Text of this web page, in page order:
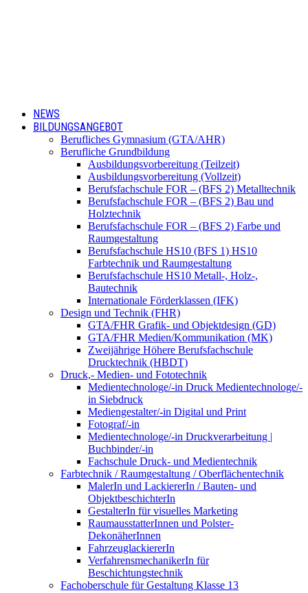
NEWS
BILDUNGSANGEBOT
Berufliches Gymnasium (GTA/AHR)
Berufliche Grundbildung
Ausbildungsvorbereitung (Teilzeit)
Ausbildungsvorbereitung (Vollzeit)
Berufsfachschule FOR – (BFS 2) Metalltechnik
Berufsfachschule FOR – (BFS 2) Bau und
Holztechnik
Berufsfachschule FOR – (BFS 2) Farbe und
Raumgestaltung
Berufsfachschule HS10 (BFS 1) HS10
Farbtechnik und Raumgestaltung
Berufsfachschule HS10 Metall-, Holz-,
Bautechnik
Internationale Förderklassen (IFK)
Design und Technik (FHR)
GTA/FHR Grafik- und Objektdesign (GD)
GTA/FHR Medien/Kommunikation (MK)
Zweijährige Höhere Berufsfachschule
Drucktechnik (HBDT)
Druck,- Medien- und Fototechnik
Medientechnologe/-in Druck Medientechnologe/-
in Siebdruck
Mediengestalter/-in Digital und Print
Fotograf/-in
Medientechnologe/-in Druckverarbeitung |
Buchbinder/-in
Fachschule Druck- und Medientechnik
Farbtechnik / Raumgestaltung / Oberflächentechnik
MalerIn und LackiererIn / Bauten- und
ObjektbeschichterIn
GestalterIn für visuelles Marketing
RaumausstatterInnen und Polster-
DekonäherInnen
FahrzeuglackiererIn
VerfahrensmechanikerIn für
Beschichtungstechnik
Fachoberschule für Gestaltung Klasse 13